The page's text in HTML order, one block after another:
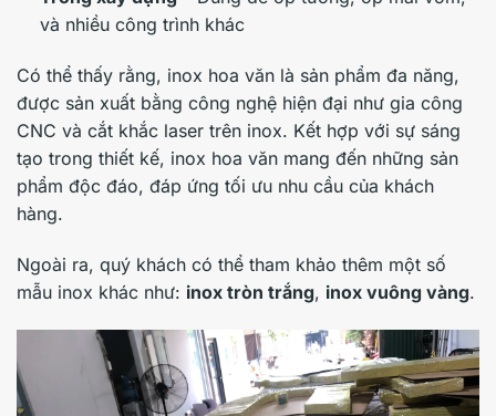
và nhiều công trình khác
Có thể thấy rằng, inox hoa văn là sản phẩm đa năng,
được sản xuất bằng công nghệ hiện đại như gia công
CNC và cắt khắc laser trên inox. Kết hợp với sự sáng
tạo trong thiết kế, inox hoa văn mang đến những sản
phẩm độc đáo, đáp ứng tối ưu nhu cầu của khách
hàng.
Ngoài ra, quý khách có thể tham khảo thêm một số
mẫu inox khác như: inox tròn trắng, inox vuông vàng.